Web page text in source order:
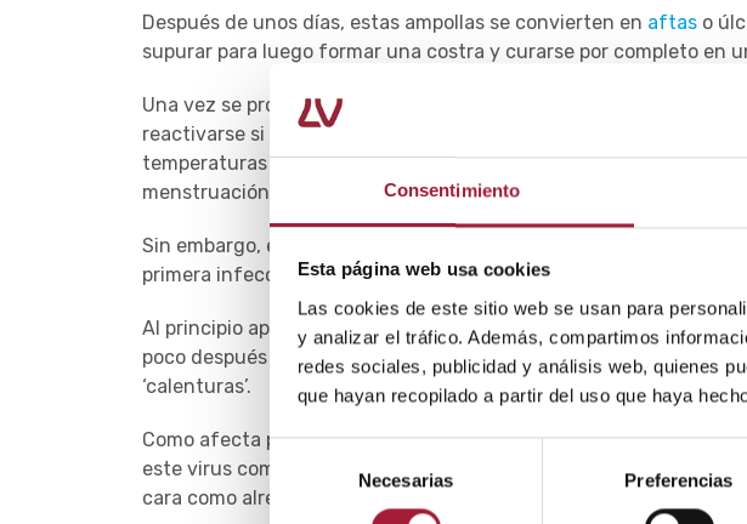
Consentimiento
Esta página web usa cookies
Las cookies de este sitio web se usan para
y analizar el tráfico. Además, compartimos
redes sociales, publicidad y análisis web, quienes
que hayan recopilado a partir del uso que haya
Selección
consentimiento
Necesarias Preferencias
Después de unos días, estas ampollas se convierten en aftas o
supurar para luego formar una costra y curarse por completo en
Una vez se produce esta primera infección, el
reactivarse si se dan factores desencadenantes como
temperaturas extremas, estrés, inmunosupresión o fluctuaciones
menstruación, en el caso de las niñas adolescentes.
Sin embargo, estos
primera infección.
Al principio aparece dolor, quemazón, picor o sensación de
poco después aparecen las ampollas características de este virus,
‘calenturas’.
Como afecta principalmente a la zona del bermellón de los
este virus como el
herpes labial en niños
. Sin embargo, puede
cara como alrededor de la boca y la nariz.